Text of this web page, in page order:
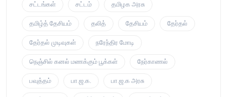
சட்டங்கள் சட்டம் தமிழக அரசு
தமிழ்த் தேசியம் தலித் தேசியம் தேர்தல்
தேர்தல் முடிவுகள் நரேந்திர மோடி
நெஞ்சில் கனல் மணக்கும் பூக்கள் நேர்காணல்
பவுத்தம் பா.ஜ.க. பா.ஜ.க அரசு